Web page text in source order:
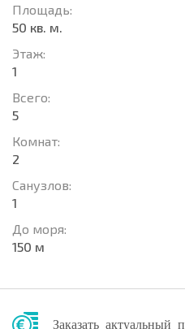
Площадь:
50 кв. м.
Этаж:
1
Всего:
5
Комнат:
2
Санузлов:
1
До моря:
150 м
Заказать актуальный